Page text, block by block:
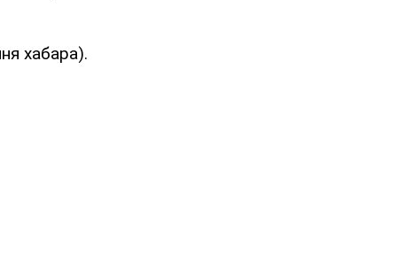
хабара).